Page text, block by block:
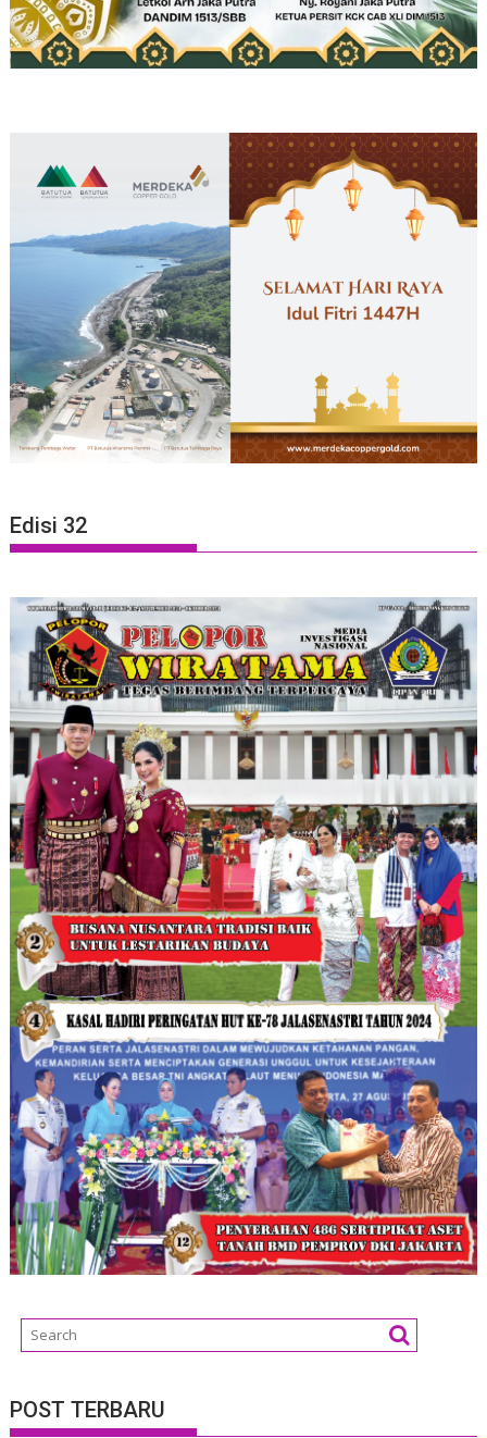
Edisi 32
POST TERBARU